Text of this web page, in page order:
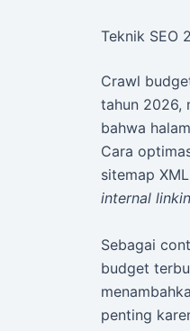
Teknik SEO
Crawl
tahun 2026,
bahwa
Cara
sitemap
internal
Sebagai
budget
penting